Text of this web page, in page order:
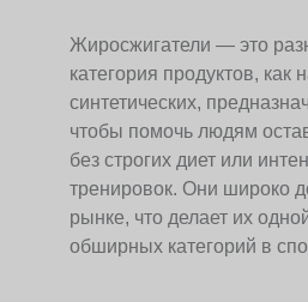
Жиросжигатели — это
категория продуктов, как
синтетических,
чтобы помочь людям
без строгих диет или
тренировок. Они широко
рынке, что делает их
обширных категорий в